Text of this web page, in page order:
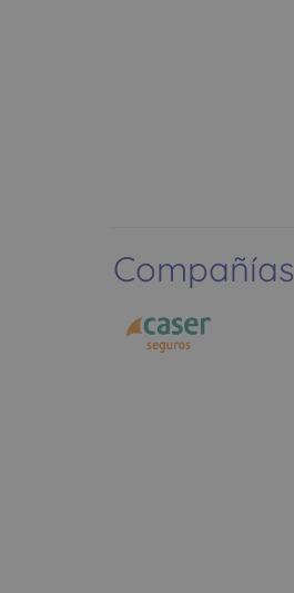
Compañías